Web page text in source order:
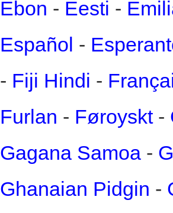
Ebon - Eesti -
Español -
- Fiji Hindi -
Furlan - Føroyskt-
Gagana Samoa -
Ghanaian Pidgin -